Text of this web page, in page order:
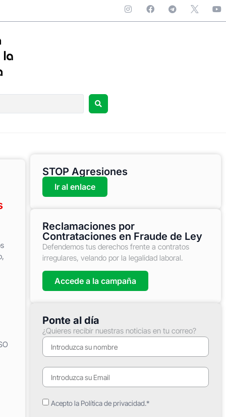
STOP Agresiones
Ir al enlace
Reclamaciones por
Contrataciones en Fraude de Ley
Defendemos tus derechos frente a contratos
irregulares, velando por la legalidad laboral.
Accede a la campaña
Ponte al día
¿Quieres recibir nuestras noticias en tu correo?
Acepto la Política de privacidad.*